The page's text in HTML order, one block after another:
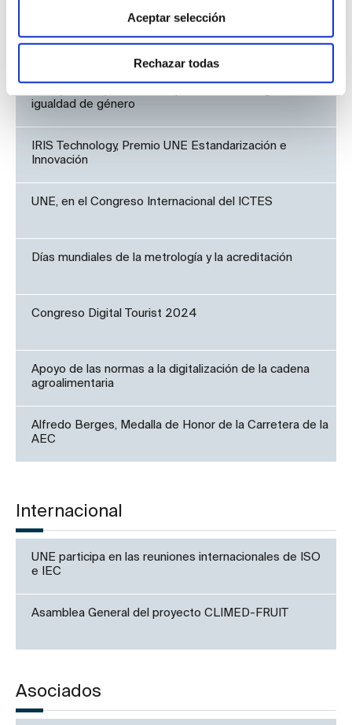
Aceptar selección
Rechazar todas
Noticias UNE
igualdad de género
IRIS Technology, Premio UNE Estandarización e
Innovación
UNE, en el Congreso Internacional del ICTES
Días mundiales de la metrología y la acreditación
Congreso Digital Tourist 2024
Apoyo de las normas a la digitalización de la cadena
agroalimentaria
Alfredo Berges, Medalla de Honor de la Carretera de la
AEC
Internacional
UNE participa en las reuniones internacionales de ISO
e IEC
Asamblea General del proyecto CLIMED-FRUIT
Asociados